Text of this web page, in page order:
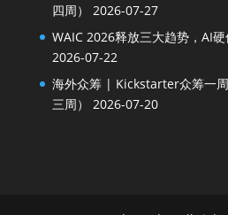
四周）
2026-07-27
WAIC 2026释放三大趋势，AI
2026-07-22
海外众筹 | Kickstarter众筹一
三周）
2026-07-20